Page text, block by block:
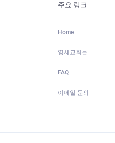
주요 링크
Home
영세교회는
FAQ
이메일 문의